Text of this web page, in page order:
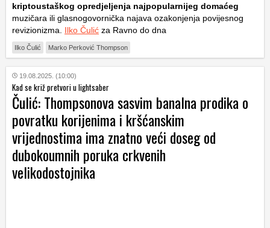
kriptoustaškog opredjeljenja najpopularnijeg domaćeg
muzičara ili glasnogovornička najava ozakonjenja povijesnog
revizionizma. Ilko Čulić za Ravno do dna
Ilko Čulić Marko Perković Thompson
19.08.2025. (10:00)
Kad se križ pretvori u lightsaber
Čulić: Thompsonova sasvim banalna prodika o
povratku korijenima i kršćanskim
vrijednostima ima znatno veći doseg od
dubokoumnih poruka crkvenih
velikodostojnika